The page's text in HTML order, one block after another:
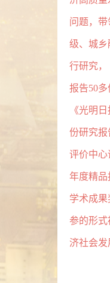
问题，
级、城乡
行研究，
报告50
《光明
份研究报
评价中心
年度精品
学术成
参的形式
济社会发